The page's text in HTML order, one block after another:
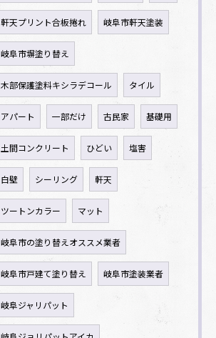
軒天プリント合板捲れ 岐阜市軒天塗装
岐阜市塀塗り替え
木部保護塗料キシラデコール タイル
アパート 一部だけ 古民家 基礎用
土間コンクリート ひどい 塩害
白壁 シーリング 軒天
ツートンカラー マット
岐阜市の塗り替えオススメ業者
岐阜市戸建て塗り替え 岐阜市塗装業者
岐阜ジャリパット